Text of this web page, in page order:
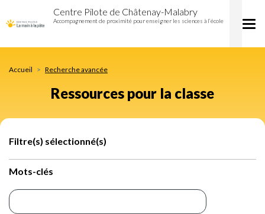
pour
au
contenu
Centre Pilote de Châtenay-Malabry
Accompagnement de proximité pour enseigner les sciences à l’école
Accueil Recherche avancée
Ressources pour la classe
Filtre(s) sélectionné(s)
Mots-clés